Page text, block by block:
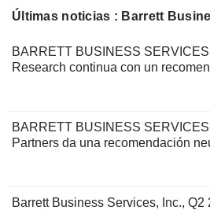
Últimas noticias : Barrett
BARRETT BUSINESS
Research continua con un
BARRETT BUSINESS
Partners da una recomendación
Barrett Business Services, Inc.,